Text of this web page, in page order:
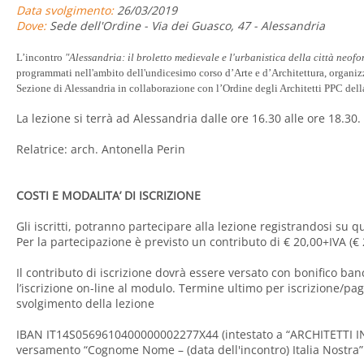
Data svolgimento:26/03/2019
Dove:Sede dell'Ordine - Via dei Guasco, 47 - Alessandria
L’incontro "Alessandria: il broletto medievale e l'urbanistica della città
programmati nell'ambito dell'undicesimo corso d’Arte e d’Architettura,
Sezione di Alessandria in collaborazione con l’Ordine degli Architetti PPC
La lezione si terrà ad Alessandria dalle ore 16.30 alle ore 18.30.
Relatrice: arch. Antonella Perin
COSTI E MODALITA’ DI ISCRIZIONE
Gli iscritti, potranno partecipare alla lezione registrandosi su
Per la partecipazione è previsto un contributo di € 20,00+IVA (€
Il contributo di iscrizione dovrà essere versato con bonifico
l’iscrizione on-line al modulo. Termine ultimo per iscrizione/
svolgimento della lezione
IBAN IT14S0569610400000002277X44 (intestato a “ARCHITETTI
versamento “Cognome Nome – (data dell'incontro) Italia Nostra”